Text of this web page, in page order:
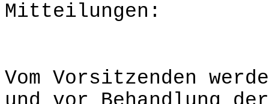
Mitteilungen:
Vom Vorsitzenden